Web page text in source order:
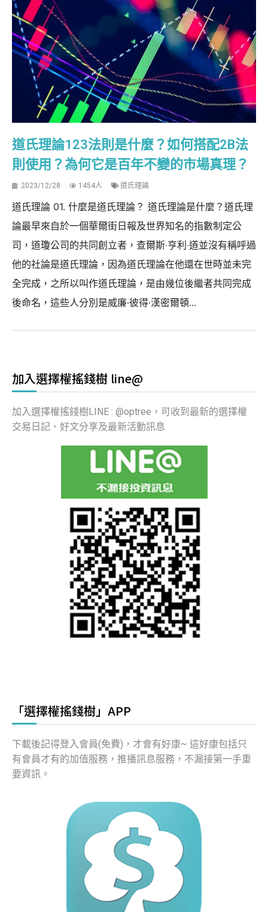
道氏理論123法則是什麼？如何搭配2B法
則使用？為何它是百年不變的市場真理？
2023/12/28 1454人 道氏理論
道氏理論 01. 什麼是道氏理論？ 道氏理論是什麼？道氏理
論最早來自於一個華爾街日報及世界知名的指數制定公
司，道瓊公司的共同創立者，查爾斯‧亨利‧道並沒有稱呼過
他的社論是道氏理論，因為道氏理論在他還在世時並未完
全完成，之所以叫作道氏理論，是由幾位後繼者共同完成
後命名，這些人分別是威廉·彼得·漢密爾頓...
加入選擇權搖錢樹 line@
加入選擇權搖錢樹LINE : @optree，可收到最新的選擇權
交易日記、好文分享及最新活動訊息
「選擇權搖錢樹」APP
下載後記得登入會員(免費)，才會有好康~ 這好康包括只
有會員才有的加值服務，推播訊息服務，不漏接第一手重
要資訊。